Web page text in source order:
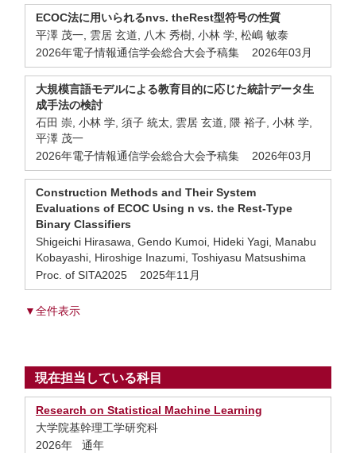
ECOC法に用いられるnvs. theRest型符号の性質
平澤 茂一, 雲居 玄道, 八木 秀樹, 小林 学, 松嶋 敏泰
2026年電子情報通信学会総合大会予稿集 2026年03月
大規模言語モデルによる教育目的に応じた統計データ生
成手法の検討
石田 崇, 小林 学, 須子 統太, 雲居 玄道, 隈 裕子, 小林 学,
平澤 茂一
2026年電子情報通信学会総合大会予稿集 2026年03月
Construction Methods and Their System
Evaluations of ECOC Using n vs. the Rest-Type
Binary Classifiers
Shigeichi Hirasawa, Gendo Kumoi, Hideki Yagi, Manabu
Kobayashi, Hiroshige Inazumi, Toshiyasu Matsushima
Proc. of SITA2025 2025年11月
▼全件表示
現在担当している科目
Research on Statistical Machine Learning
大学院基幹理工学研究科
2026年 通年